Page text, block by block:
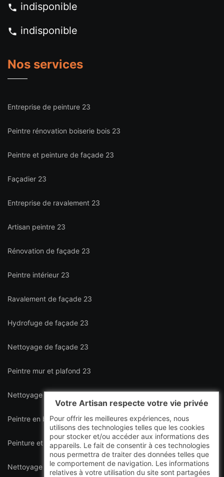
indisponible
indisponible
Nos services
Entreprise de peinture 23
Peintre rénovation boiserie bois 23
Peintre et peinture de façade 23
Façadier 23
Entreprise de ravalement 23
Artisan peintre 23
Rénovation de façade 23
Peintre intérieur 23
Ravalement de façade 23
Hydrofuge de façade 23
Nettoyage de façade 23
Peintre mur et plafond 23
Nettoyage de terrasse 23
Peintre en bâtiment intérieur et extérieur 23
Peinture et décapage de volet 23
Nettoyage de toiture 23
Votre Artisan respecte votre vie privée
Pour offrir les meilleures expériences, nous
utilisons des technologies telles que les cookies
pour stocker et/ou accéder aux informations des
appareils. Le fait de consentir à ces technologies
nous permettra de traiter des données telles que
le comportement de navigation. Les informations
relatives à votre utilisation du site sont partagées